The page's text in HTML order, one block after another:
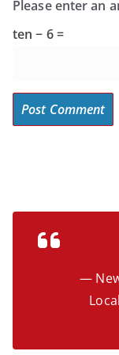
Please enter an
ten − 6 =
—